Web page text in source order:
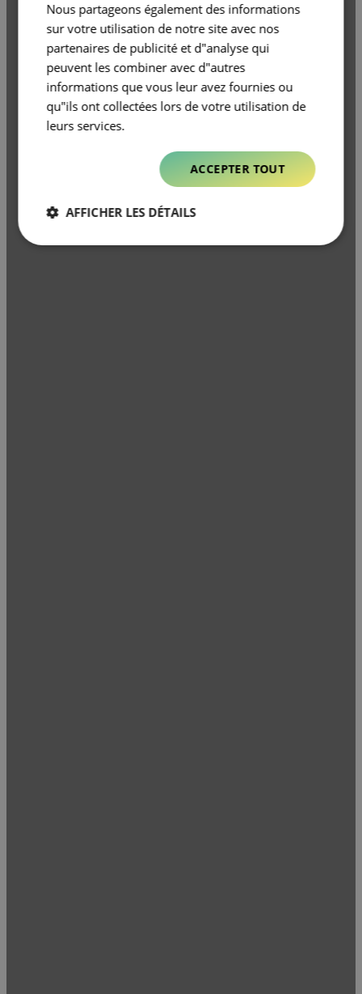
Nous partageons également des informations
sur votre utilisation de notre site avec nos
partenaires de publicité et d"analyse qui
peuvent les combiner avec d"autres
informations que vous leur avez fournies ou
qu"ils ont collectées lors de votre utilisation de
leurs services.
ACCEPTER TOUT
AFFICHER LES DÉTAILS